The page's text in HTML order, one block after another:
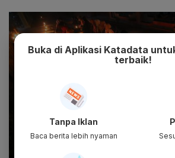
Buka di Aplikasi Katadata
terbaik!
Tanpa Iklan
Baca berita lebih nyaman